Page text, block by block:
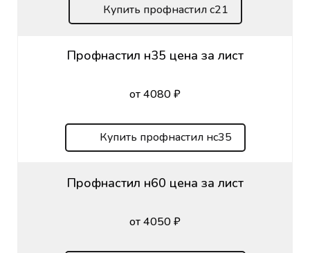
Купить профнастил с21
Профнастил н35 цена за лист
от 4080 ₽
Купить профнастил нс35
Профнастил н60 цена за лист
от 4050 ₽